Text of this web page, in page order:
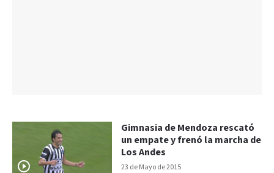
23 de Mayo de 2015
Gimnasia de Mendoza rescató
un empate y frenó la marcha de
Los Andes